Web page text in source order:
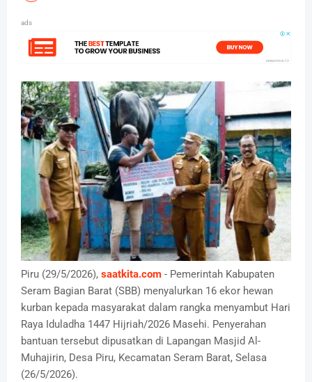
ads
Piru (29/5/2026), saatkita.com - Pemerintah Kabupaten
Seram Bagian Barat (SBB) menyalurkan 16 ekor hewan
kurban kepada masyarakat dalam rangka menyambut Hari
Raya Iduladha 1447 Hijriah/2026 Masehi. Penyerahan
bantuan tersebut dipusatkan di Lapangan Masjid Al-
Muhajirin, Desa Piru, Kecamatan Seram Barat, Selasa
(26/5/2026).